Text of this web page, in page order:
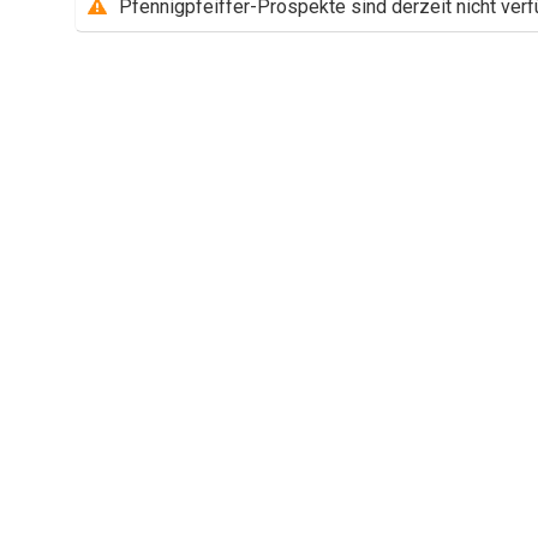
Pfennigpfeiffer-Prospekte sind derzeit nicht